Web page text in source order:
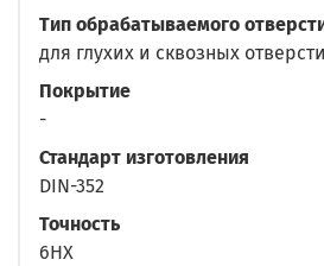
Тип обрабатываемого
для глухих и сквозных
Покрытие
-
Стандарт изготовления
DIN-352
Точность
6HX